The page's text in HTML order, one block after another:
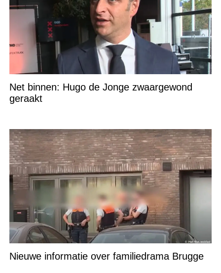
Net binnen: Hugo de Jonge zwaargewond
geraakt
Nieuwe informatie over familiedrama Brugge